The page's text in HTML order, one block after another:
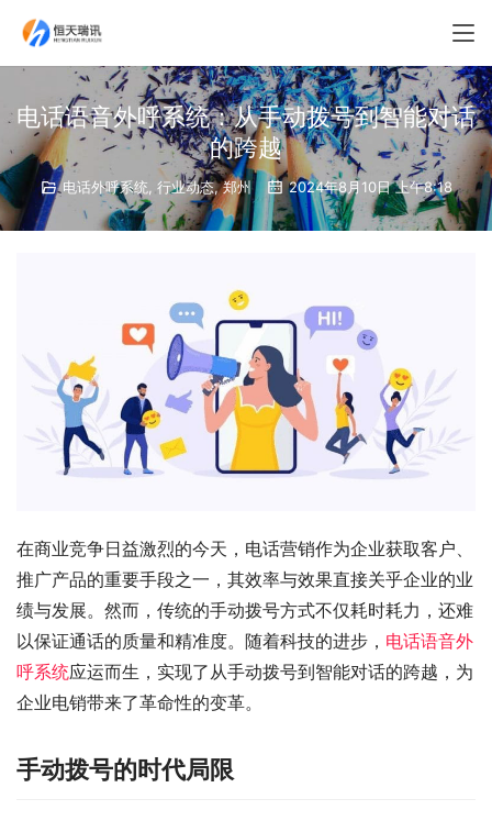
电话语音外呼系统：从手动拨号到智能对话
的跨越
电话外呼系统 行业动态,郑州 2024年8月10日 上午8:18
在商业竞争日益激烈的今天，电话营销作为企业获取客户、
推广产品的重要手段之一，其效率与效果直接关乎企业的业
绩与发展。然而，传统的手动拨号方式不仅耗时耗力，还难
以保证通话的质量和精准度。随着科技的进步， 电话语音外
呼系统应运而生，实现了从手动拨号到智能对话的跨越，为
企业电销带来了革命性的变革。
手动拨号的时代局限